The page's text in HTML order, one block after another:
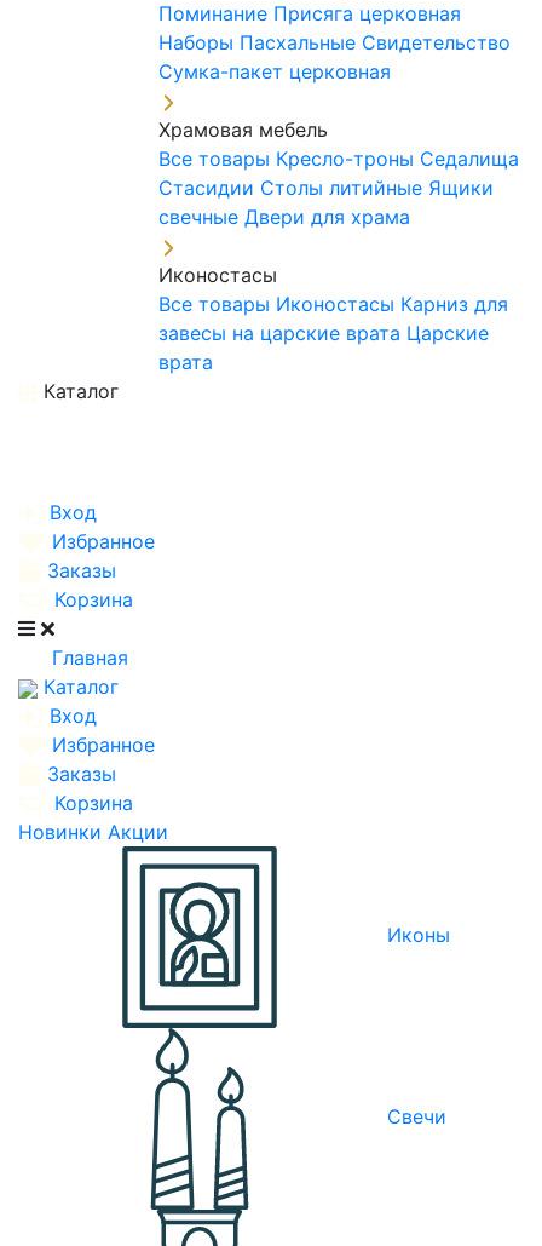
Поминание Присяга церковная
Наборы Пасхальные Свидетельство
Сумка-пакет церковная
Храмовая мебель
Все товары Кресло-троны Седалища
Стасидии Столы литийные Ящики
свечные Двери для храма
Иконостасы
Все товары Иконостасы Карниз для
завесы на царские врата Царские
врата
Каталог
Вход
Избранное
Заказы
Корзина
Главная
Каталог
Вход
Избранное
Заказы
Корзина
Новинки Акции
Иконы
Свечи